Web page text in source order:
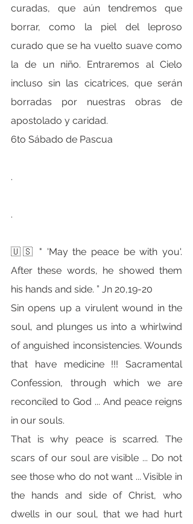
curadas, que aún tendremos que
borrar, como la piel del leproso
curado que se ha vuelto suave como
la de un niño. Entraremos al Cielo
incluso sin las cicatrices, que serán
borradas por nuestras obras de
apostolado y caridad.
6to Sábado de Pascua
.
.
🇺🇸 " 'May the peace be with you'.
After these words, he showed them
his hands and side. ” Jn 20,19-20
Sin opens up a virulent wound in the
soul, and plunges us into a whirlwind
of anguished inconsistencies. Wounds
that have medicine !!! Sacramental
Confession, through which we are
reconciled to God ... And peace reigns
in our souls.
That is why peace is scarred. The
scars of our soul are visible ... Do not
see those who do not want ... Visible in
the hands and side of Christ, who
dwells in our soul, that we had hurt